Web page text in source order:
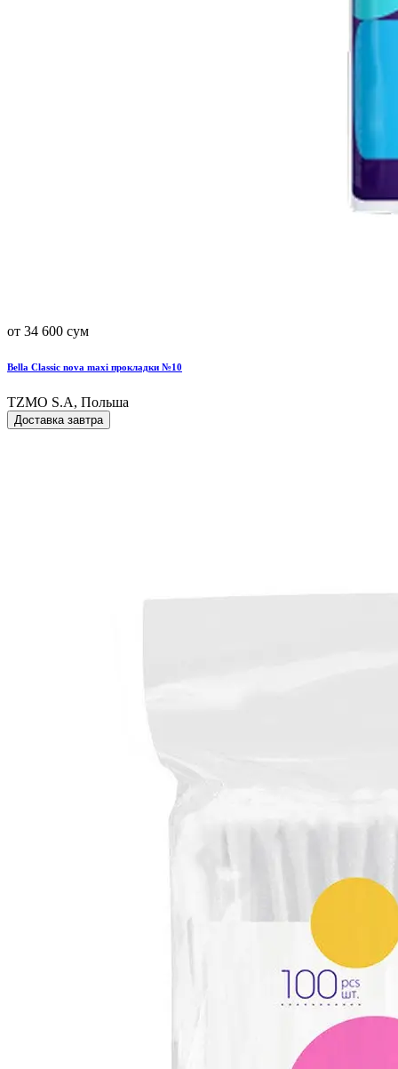
от 34 600 сум
Bella Classic nova maxi прокладки №10
TZMO S.A, Польша
Доставка завтра